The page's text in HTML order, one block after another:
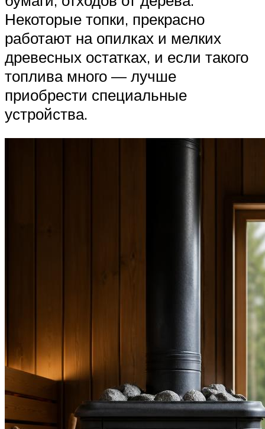
Некоторые топки, прекрасно
работают на опилках и мелких
древесных остатках, и если такого
топлива много — лучше
приобрести специальные
устройства.